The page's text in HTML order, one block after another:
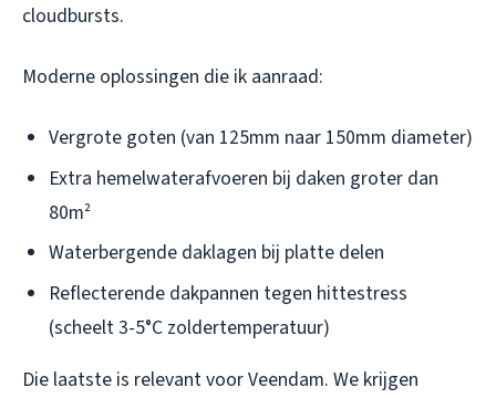
cloudbursts.
Moderne oplossingen die ik aanraad:
Vergrote goten (van 125mm naar 150mm diameter)
Extra hemelwaterafvoeren bij daken groter dan
80m²
Waterbergende daklagen bij platte delen
Reflecterende dakpannen tegen hittestress
(scheelt 3-5°C zoldertemperatuur)
Die laatste is relevant voor Veendam. We krijgen